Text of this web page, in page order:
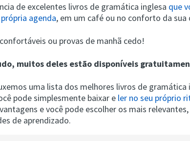
de excelentes livros de gramática inglesa que
agenda, em um café ou no conforto da sua
​​ou provas de manhã cedo!
muitos deles estão disponíveis
uma lista dos melhores livros de gramática
pode simplesmente baixar e ler no seu próprio
e você pode escolher os mais
de aprendizado.